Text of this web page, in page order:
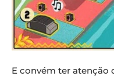
E convém ter atenção